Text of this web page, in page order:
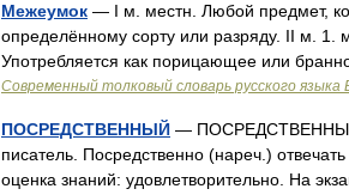
Межеумок — I м. местн. Любой предмет,
определённому сорту или разряду. II м. 1.
Употребляется как порицающее или
Современный толковый словарь русского
ПОСРЕДСТВЕННЫЙ — ПОСРЕДСТВЕННЫЙ,
писатель. Посредственно (нареч.)
оценка знаний: удовлетворительно. На